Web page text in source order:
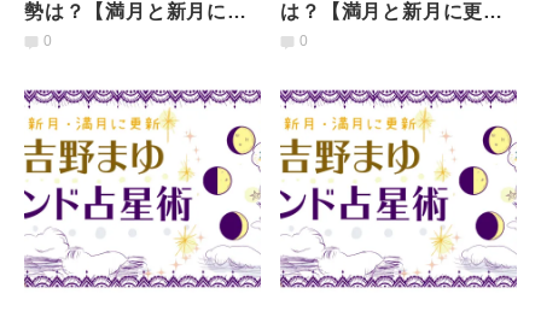
勢は？【満月と新月に更
新！インド占星術】
0
は？【満月と新月に更
新！インド占星術】
0